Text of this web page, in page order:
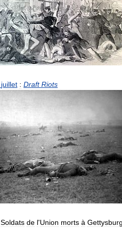
juillet : Draft Riots
Soldats de l'Union morts à